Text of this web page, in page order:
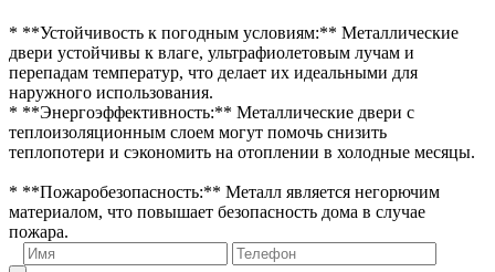
* **Устойчивость к погодным условиям:** Металлические
двери устойчивы к влаге, ультрафиолетовым лучам и
перепадам температур, что делает их идеальными для
наружного использования.
* **Энергоэффективность:** Металлические двери с
теплоизоляционным слоем могут помочь снизить
теплопотери и сэкономить на отоплении в холодные месяцы.
* **Пожаробезопасность:** Металл является негорючим
материалом, что повышает безопасность дома в случае
пожара.